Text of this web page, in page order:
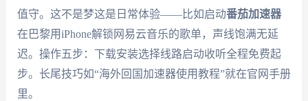
值守。这不是梦这是日常体验——比如启动番茄加速器
在巴黎用iPhone解锁网易云音乐的歌单，声线饱满无延
迟。操作五步：下载安装选择线路启动收听全程免费起
步。长尾技巧如“海外回国加速器使用教程”就在官网手册
里。